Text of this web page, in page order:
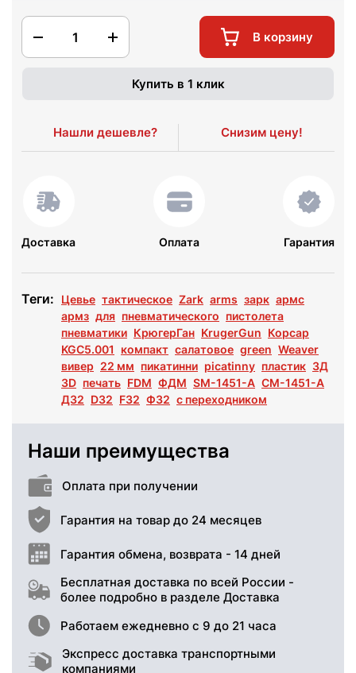
1 В корзину
Купить в 1 клик
Нашли дешевле? Снизим цену!
Доставка Оплата Гарантия
Теги: Цевье тактическое Zark arms зарк армс
армз для пневматического пистолета
пневматики КрюгерГан KrugerGun Корсар
KGC5.001
компакт салатовое green Weaver
вивер 22 мм пикатинни picatinny пластик 3Д
3D печать FDM ФДМ SM-1451-A СМ-1451-А
Д32 D32 F32 Ф32 с переходником
Наши преимущества
Оплата при получении
Гарантия на товар до 24 месяцев
Гарантия обмена, возврата - 14 дней
Бесплатная доставка по всей России -
более подробно в разделе Доставка
Работаем ежедневно с 9 до 21 часа
Экспресс доставка транспортными
компаниями